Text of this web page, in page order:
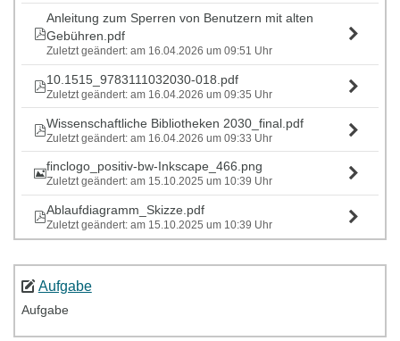
Anleitung zum Sperren von Benutzern mit alten
Gebühren.pdf
Zuletzt geändert: am 16.04.2026 um 09:51 Uhr
10.1515_9783111032030-018.pdf
Zuletzt geändert: am 16.04.2026 um 09:35 Uhr
Wissenschaftliche Bibliotheken 2030_final.pdf
Zuletzt geändert: am 16.04.2026 um 09:33 Uhr
finclogo_positiv-bw-Inkscape_466.png
Zuletzt geändert: am 15.10.2025 um 10:39 Uhr
Ablaufdiagramm_Skizze.pdf
Zuletzt geändert: am 15.10.2025 um 10:39 Uhr
Aufgabe
Aufgabe